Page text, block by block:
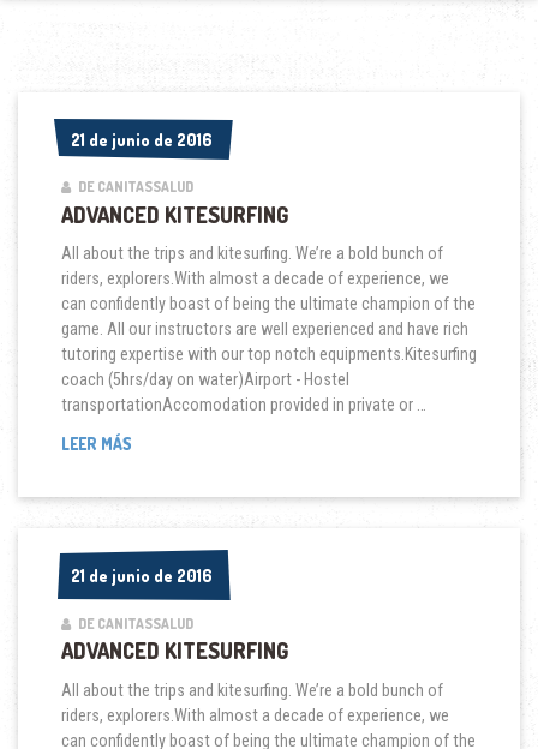
21 de junio de 2016
21 de junio de 2016
DE CANITASSALUD
ADVANCED KITESURFING
All about the trips and kitesurfing. We’re a bold bunch of
riders, explorers.With almost a decade of experience, we
can confidently boast of being the ultimate champion of the
game. All our instructors are well experienced and have rich
tutoring expertise with our top notch equipments.Kitesurfing
coach (5hrs/day on water)Airport - Hostel
transportationAccomodation provided in private or …
LEER MÁSADVANCED
21 de junio de 2016
21 de junio de 2016
DE CANITASSALUD
ADVANCED KITESURFING
All about the trips and kitesurfing. We’re a bold bunch of
riders, explorers.With almost a decade of experience, we
can confidently boast of being the ultimate champion of the